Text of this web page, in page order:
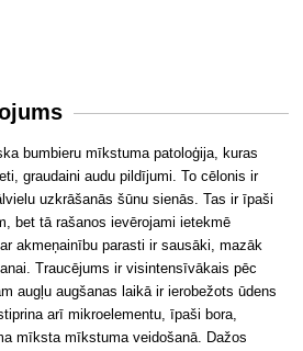
bumbieru mīkstuma patoloģija, kuras
graudaini audu pildījumi. To cēlonis ir
uzkrāšanās šūnu sienās. Tas ir īpaši
bet tā rašanos ievērojami ietekmē
akmeņainību parasti ir sausāki, mazāk
Traucējums ir visintensīvākais pēc
augļu augšanas laikā ir ierobežots ūdens
arī mikroelementu, īpaši bora,
mīksta mīkstuma veidošanā. Dažos